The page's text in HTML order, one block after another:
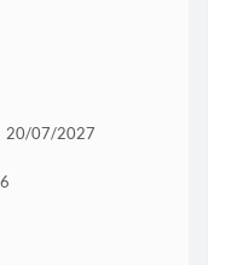
20/07/2027